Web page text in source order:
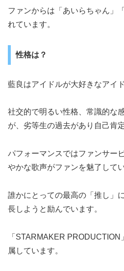
ファンからは「あいらちゃん」
れています。
性格は？
藍良はアイドルが大好きなアイ
社交的で明るい性格、常識的な
が、劣等生の過去があり自己肯
パフォーマンスではファンサー
やかな歌声がファンを魅了してい
誰かにとっての最高の「推し」
長しようと励んでいます。
「STARMAKER
属しています。